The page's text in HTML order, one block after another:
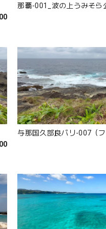
那覇-001_波の上うみそら
与那国久部良バリ-007（